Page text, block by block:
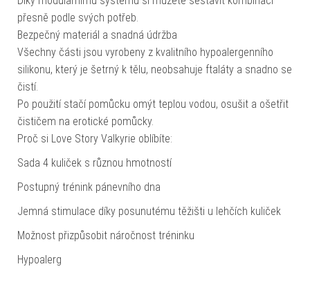
přesně podle svých potřeb.
Bezpečný materiál a snadná údržba
Všechny části jsou vyrobeny z kvalitního hypoalergenního
silikonu, který je šetrný k tělu, neobsahuje ftaláty a snadno se
čistí.
Po použití stačí pomůcku omýt teplou vodou, osušit a ošetřit
čističem na erotické pomůcky.
Proč si Love Story Valkyrie oblíbíte:
Sada 4 kuliček s různou hmotností
Postupný trénink pánevního dna
Jemná stimulace díky posunutému těžišti u lehčích kuliček
Možnost přizpůsobit náročnost tréninku
Hypoalerg